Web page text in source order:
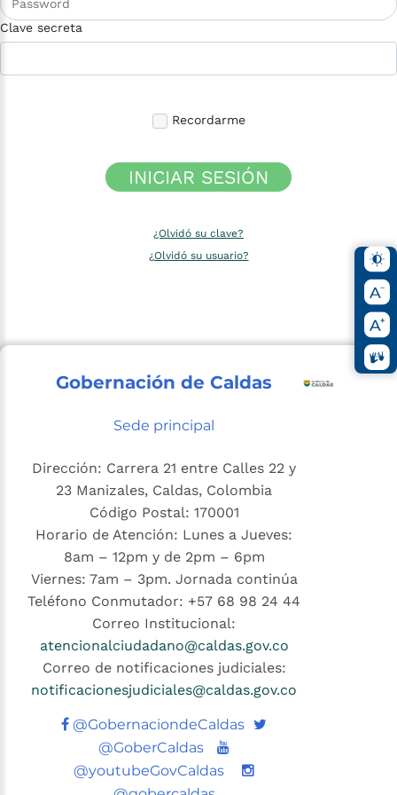
Clave secreta
Recordarme
INICIAR SESIÓN
¿Olvidó su clave?
¿Olvidó su usuario?
Gobernación de Caldas
Sede principal
Dirección: Carrera 21 entre Calles 22 y
23 Manizales, Caldas, Colombia
Código Postal: 170001
Horario de Atención: Lunes a Jueves:
8am – 12pm y de 2pm – 6pm
Viernes: 7am – 3pm. Jornada continúa
Teléfono Conmutador: +57 68 98 24 44
Correo Institucional:
atencionalciudadano@caldas.gov.co
Correo de notificaciones judiciales:
notificacionesjudiciales@caldas.gov.co
@GobernaciondeCaldas Twitter
@GoberCaldas
Youtube
@youtubeGovCaldas